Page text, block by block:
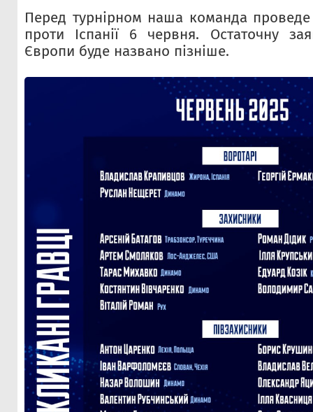
Перед турнірном наша команда
проти Іспанії 6 червня. Остаточну
Європи буде названо пізніше.